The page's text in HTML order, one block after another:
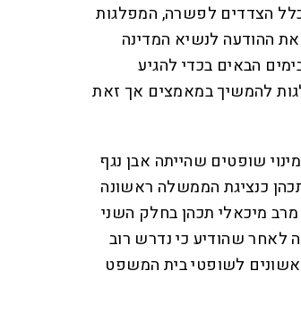
הצדדים לפשרה, המפלגות
ההודעה לנשיא המדינה
הבאים בכדי להגיע
להמשיך במאמצים אך זאת
שופטים שהייתה אבן נגף
כנציגת הממשלה ראשונה
מיכאלי תכהן בחלק השני
לאחר שהודיע כי נדרש רוב
לשופטי בית המשפט